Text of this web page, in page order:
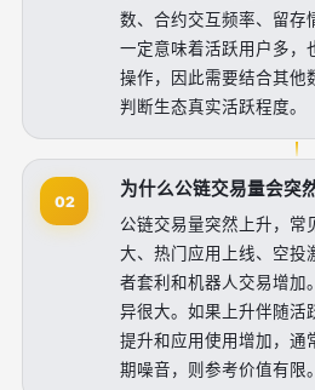
数、合约交互频率、留存
一定意味着活跃用户多，
操作，因此需要结合其他
判断生态真实活跃程度。
02
为什么公链交易量会突
公链交易量突然上升，常
大、热门应用上线、空投
者套利和机器人交易增加
异很大。如果上升伴随活
提升和应用使用增加，通
期噪音，则参考价值有限。